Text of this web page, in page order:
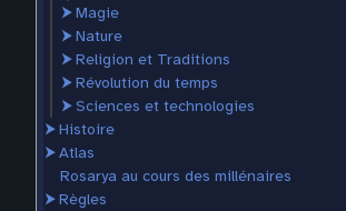
⮞Magie
⮞Nature
⮞Religion et Traditions
⮞Révolution du temps
⮞Sciences et technologies
⮞Histoire
⮞Atlas
Rosarya au cours des millénaires
⮞Règles